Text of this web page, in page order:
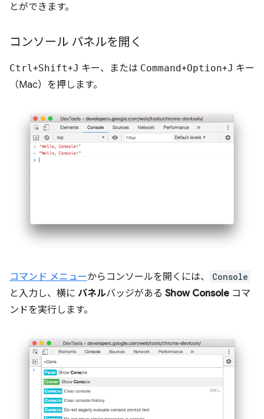
とができます。
コンソール パネルを開く
Ctrl+Shift+J キー、または Command+Option+J キー
（Mac）を押します。
コマンド メニューからコンソールを開くには、 Console
と入力し、横に パネルバッジがある Show Console コマ
ンドを実行します。